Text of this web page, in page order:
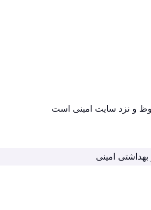
و نزد سایت امینی است
امینی